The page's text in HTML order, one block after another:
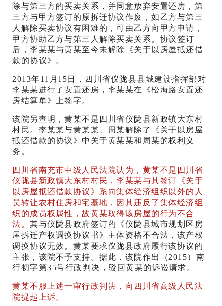
除与第三方的买卖关系，并同意放弃安置还房，第
三方与甲方签订的原拆迁协议作废，如乙方与第三
人解除买卖协议有困难的，可由乙方向甲方申请，
甲方协助乙方与第三人解除买卖关系。协议签订
后，李某某与黄某至今未解除《关于以房屋抵还借
款的协议》。
2013年11月15日，四川省仪陇县县城建设指挥部对
李某某进行了安置还房，李某某在《松海路安置还
房结算单》上签字。
该院另查明，黄某不是四川省仪陇县新政镇大东村
村民。李某某与黄某某、周某解除了《关于以房屋
抵还借款的协议》中关于黄某某和周某的权利义
务。
四川省南充市中级人民法院认为，黄某不是四川省
仪陇县新政镇大东村村民，李某某与其签订《关于
以房屋抵还借款协议》系向集体经济组织以外的人
员转让农村住房和宅基地，因其违反了集体经济组
织的成员权属性，故黄某取得该房屋的行为不合
法。 其与仪陇县政府签订的《仪陇县城市规划区房
屋拆迁产权调换协议书》主体资格不合法，该产权
调换协议无效。黄某要求仪陇县政府履行该协议的
主张，该院不予支持。据此，该院作出（2015）南
行初字第35号行政判决，驳回黄某的诉讼请求。
黄某不服上述一审行政判决，向四川省高级人民法
院提起上诉。